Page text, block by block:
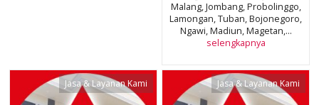
Malang, Jombang, Probolinggo,
Lamongan, Tuban, Bojonegoro,
Ngawi, Madiun, Magetan,...
selengkapnya
Jasa & Layanan Kami Jasa & Layanan Kami